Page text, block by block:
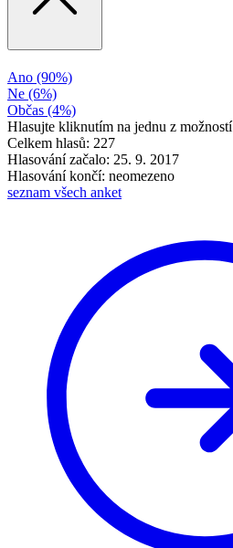
Ano (90%)
Ne (6%)
Občas (4%)
Hlasujte kliknutím na jednu z možností
Celkem hlasů: 227
Hlasování začalo: 25. 9. 2017
Hlasování končí: neomezeno
seznam všech anket